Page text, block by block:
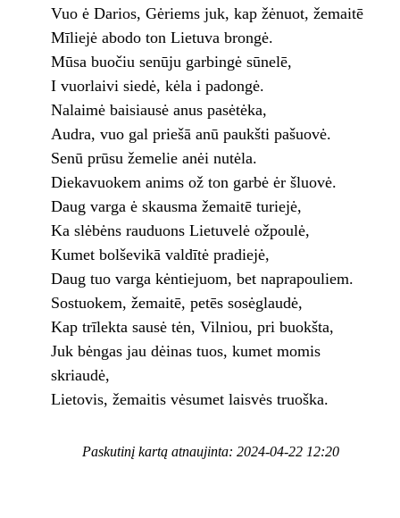
Vuo ė Darios, Gėriems juk, kap žėnuot, žemaitē
Mīliejė abodo ton Lietuva brongė.
Mūsa buočiu senūju garbingė sūnelē,
I vuorlaivi siedė, kėla i padongė.
Nalaimė baisiausė anus pasėtėka,
Audra, vuo gal priešā anū paukšti pašuovė.
Senū prūsu žemelie anėi nutėla.
Diekavuokem anims ož ton garbė ėr šluovė.
Daug varga ė skausma žemaitē turiejė,
Ka slėbėns rauduons Lietuvelė ožpoulė,
Kumet bolševikā valdītė pradiejė,
Daug tuo varga kėntiejuom, bet naprapouliem.
Sostuokem, žemaitē, petēs sosėglaudė,
Kap trīlekta sausė tėn, Vilniou, pri buokšta,
Juk bėngas jau dėinas tuos, kumet momis
skriaudė,
Lietovis, žemaitis vėsumet laisvės truoška.
Paskutinį kartą atnaujinta: 2024-04-22 12:20